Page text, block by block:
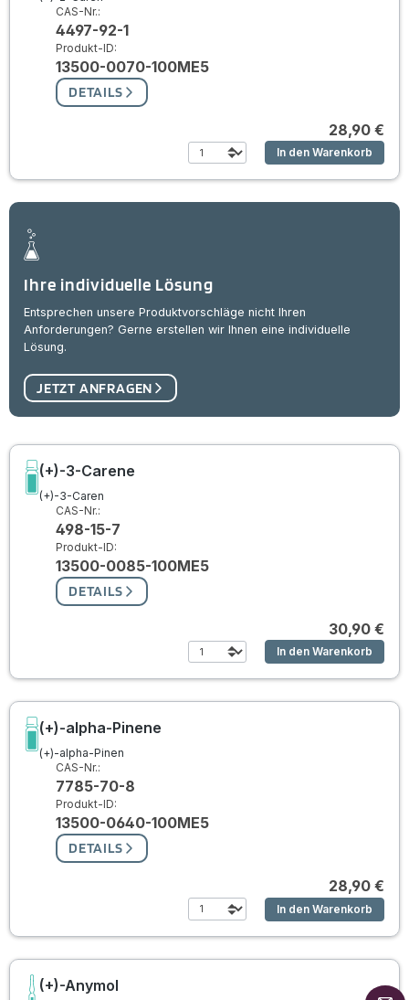
CAS-Nr.:
4497-92-1
Produkt-ID:
13500-0070-100ME5
DETAILS
28,90 €
In den Warenkorb
(+)-3-Carene
(+)-3-Caren
CAS-Nr.:
498-15-7
Produkt-ID:
13500-0085-100ME5
DETAILS
30,90 €
In den Warenkorb
(+)-alpha-Pinene
(+)-alpha-Pinen
CAS-Nr.:
7785-70-8
Produkt-ID:
13500-0640-100ME5
DETAILS
28,90 €
In den Warenkorb
(+)-Anymol
Ihre individuelle Lösung
Entsprechen unsere Produktvorschläge nicht Ihren
Anforderungen? Gerne erstellen wir Ihnen eine individuelle
Lösung.
JETZT ANFRAGEN